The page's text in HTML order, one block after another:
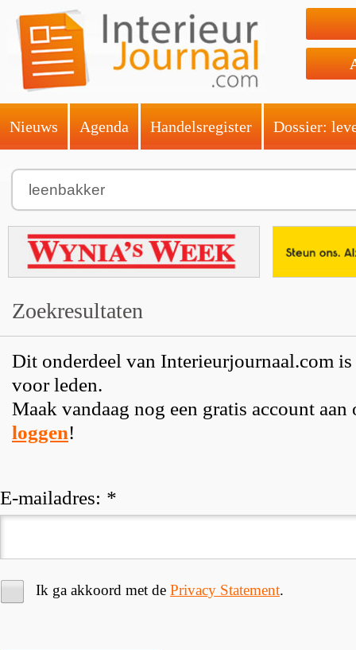
Nieuws Agenda Handelsregister Dossier:
Zoekresultaten
Dit onderdeel van Interieurjournaal.com
voor leden.
Maak vandaag nog een gratis account
loggen!
E-mailadres: *
Ik ga akkoord met de Privacy Statement.